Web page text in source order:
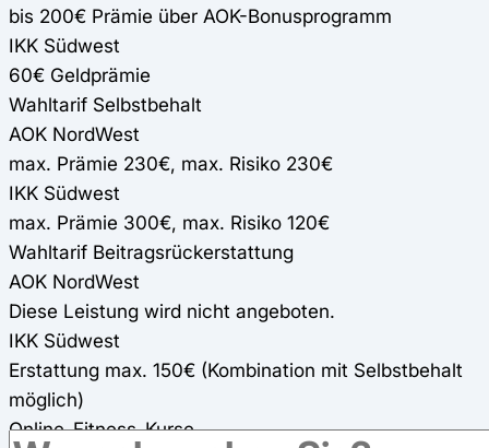
bis 200€ Prämie über AOK-Bonusprogramm
IKK Südwest
60€ Geldprämie
Wahltarif Selbstbehalt
AOK NordWest
max. Prämie 230€, max. Risiko 230€
IKK Südwest
max. Prämie 300€, max. Risiko 120€
Wahltarif Beitragsrückerstattung
AOK NordWest
Diese Leistung wird nicht angeboten.
IKK Südwest
Erstattung max. 150€ (Kombination mit Selbstbehalt
möglich)
Online-Fitness-Kurse